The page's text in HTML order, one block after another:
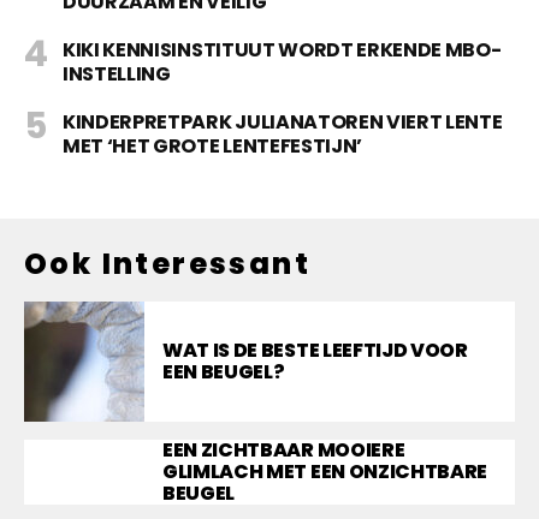
KIKI KENNISINSTITUUT WORDT ERKENDE MBO-
INSTELLING
KINDERPRETPARK JULIANATOREN VIERT LENTE
MET ‘HET GROTE LENTEFESTIJN’
Ook Interessant
WAT IS DE BESTE LEEFTIJD VOOR
EEN BEUGEL?
EEN ZICHTBAAR MOOIERE
GLIMLACH MET EEN ONZICHTBARE
BEUGEL